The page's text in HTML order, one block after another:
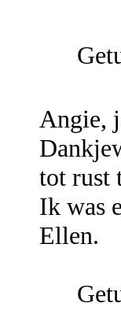
Angie,
tot rust
Ik was
Ellen.